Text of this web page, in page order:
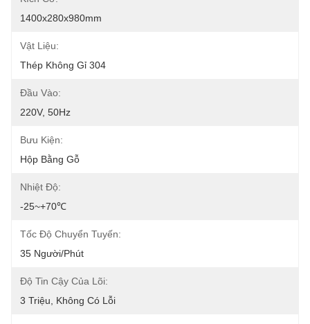
1400x280x980mm
Vật Liệu:
Thép Không Gỉ 304
Đầu Vào:
220V, 50Hz
Bưu Kiện:
Hộp Bằng Gỗ
Nhiệt Độ:
-25~+70℃
Tốc Độ Chuyển Tuyến:
35 Người/phút
Độ Tin Cậy Của Lõi:
3 Triệu, Không Có Lỗi